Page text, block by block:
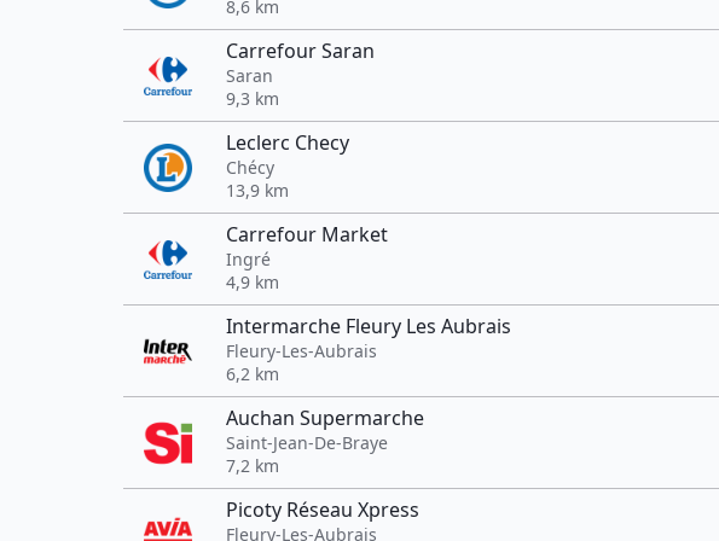
8,6 km
Carrefour Saran
Saran
9,3 km
Leclerc Checy
Chécy
13,9 km
Carrefour Market
Ingré
4,9 km
Intermarche Fleury Les Aubrais
Fleury-Les-Aubrais
6,2 km
Auchan Supermarche
Saint-Jean-De-Braye
7,2 km
Picoty Réseau Xpress
Fleury-Les-Aubrais